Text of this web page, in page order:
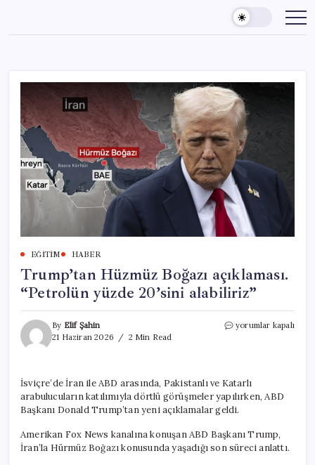
content
EĞITIM HABER
Trump’tan Hüzmüz Boğazı açıklaması.
“Petrolün yüzde 20’sini alabiliriz”
By Elif Şahin
21 Haziran 2026
2 Min Read
Trump’tan
yüzde
20’sini
alabiliriz”
yorumlar kapalı
İsviçre’de İran ile ABD arasında, Pakistanlı ve Katarlı
arabulucuların katılımıyla dörtlü görüşmeler yapılırken, ABD
Başkanı Donald Trump’tan yeni açıklamalar geldi.
Amerikan Fox News kanalına konuşan ABD Başkanı Trump,
İran’la Hürmüz Boğazı konusunda yaşadığı son süreci anlattı.